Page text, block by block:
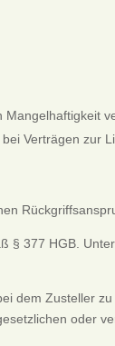
Verträgen zur
§ 377 HGB.
dem Zusteller
oder